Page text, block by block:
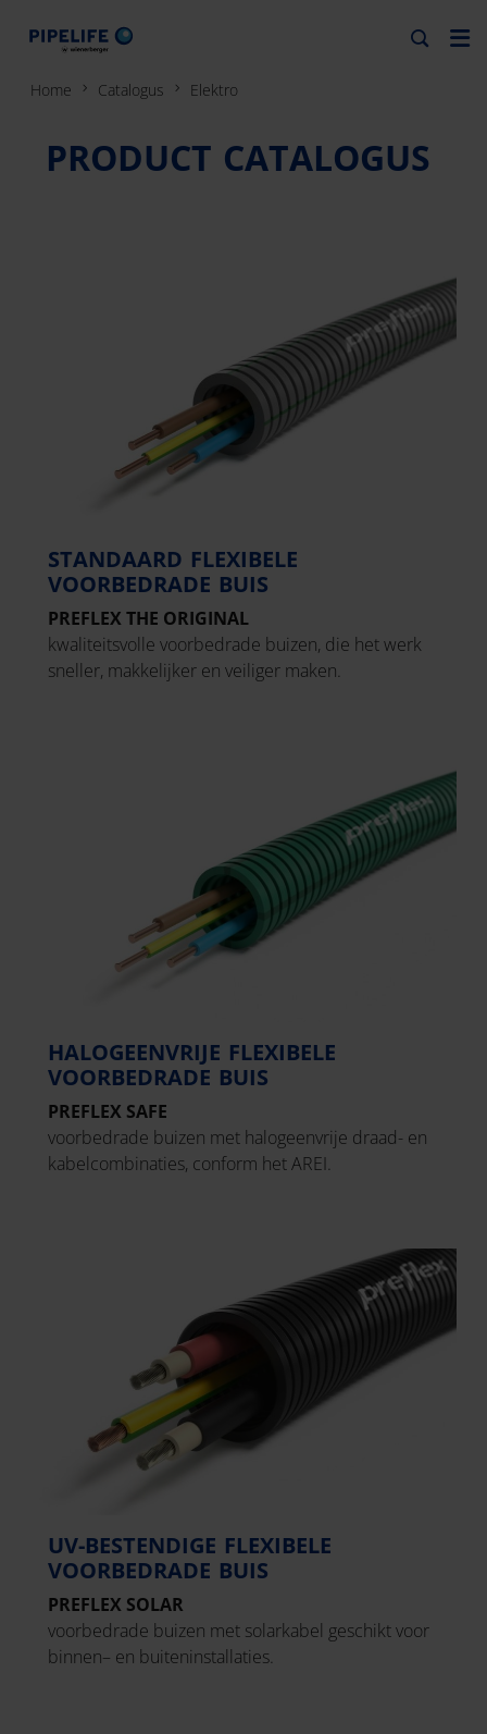
Home Catalogus Elektro
PRODUCT CATALOGUS
STANDAARD FLEXIBELE
VOORBEDRADE BUIS
PREFLEX THE ORIGINAL
kwaliteitsvolle voorbedrade buizen, die het werk
sneller, makkelijker en veiliger maken.
HALOGEENVRIJE FLEXIBELE
VOORBEDRADE BUIS
PREFLEX SAFE
voorbedrade buizen met halogeenvrije draad- en
kabelcombinaties, conform het AREI.
UV-BESTENDIGE FLEXIBELE
VOORBEDRADE BUIS
PREFLEX SOLAR
voorbedrade buizen met solarkabel geschikt voor
binnen– en buiteninstallaties.